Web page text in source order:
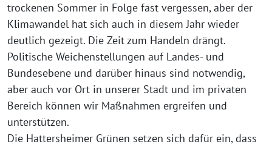
trockenen Sommer in Folge fast vergessen, aber der
Klimawandel hat sich auch in diesem Jahr wieder
deutlich gezeigt. Die Zeit zum Handeln drängt.
Politische Weichenstellungen auf Landes- und
Bundesebene und darüber hinaus sind notwendig,
aber auch vor Ort in unserer Stadt und im privaten
Bereich können wir Maßnahmen ergreifen und
unterstützen.
Die Hattersheimer Grünen setzen sich dafür ein, dass